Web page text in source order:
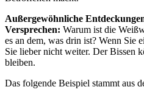
Außergewöhnliche
Versprechen: Warum ist die
es an dem, was drin ist? Wenn Sie
Sie lieber nicht weiter. Der Bissen
bleiben.
Das folgende Beispiel stammt aus